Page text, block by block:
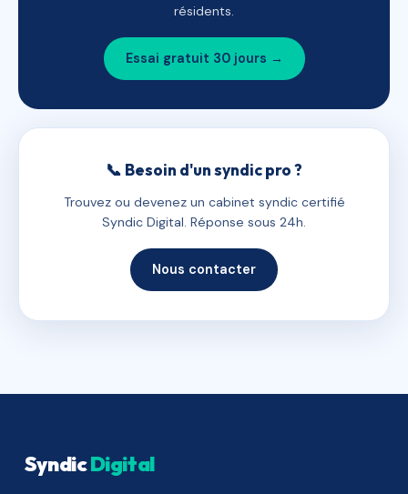
résidents.
Essai gratuit 30 jours →
📞 Besoin d'un syndic pro ?
Trouvez ou devenez un cabinet syndic certifié
Syndic Digital. Réponse sous 24h.
Nous contacter
SyndicDigital